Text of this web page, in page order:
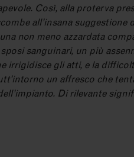
Così, alla proterva
all’insana
non meno azzardata
sanguinari, un più
irrigidisce gli atti, e la
un affresco che
Di rilevante